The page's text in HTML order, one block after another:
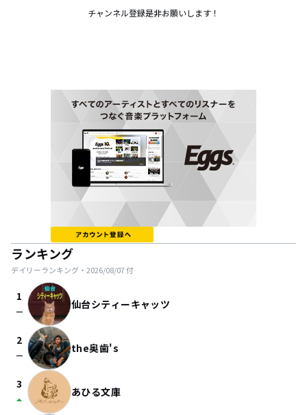
チャンネル登録是非お願いします！
ランキング
デイリーランキング・ 2026/08/07付
1
check_indeterminate_small 仙台シティーキャッツ
2
check_indeterminate_small the奥歯's
3
arrow_drop_up あひる文庫